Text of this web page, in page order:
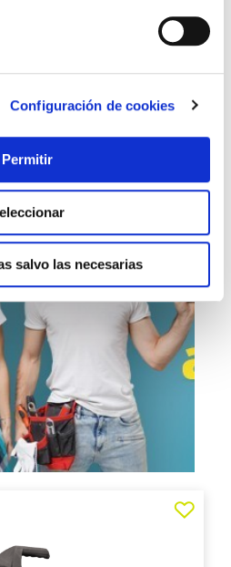
Configuración de cookies
Permitir
salvo las necesarias